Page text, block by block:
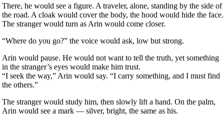
There, he would see a figure. A traveler, alone, standing by the side of
the road. A cloak would cover the body, the hood would hide the face.
The stranger would turn as Arin would come closer.
“Where do you go?” the voice would ask, low but strong.
Arin would pause. He would not want to tell the truth, yet something
in the stranger’s eyes would make him trust.
“I seek the way,” Arin would say. “I carry something, and I must find
the others.”
The stranger would study him, then slowly lift a hand. On the palm,
Arin would see a mark — silver, bright, the same as his.